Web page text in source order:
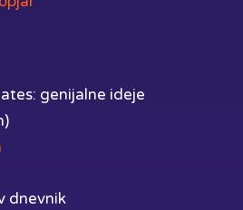
genijalne ideje
dnevnik